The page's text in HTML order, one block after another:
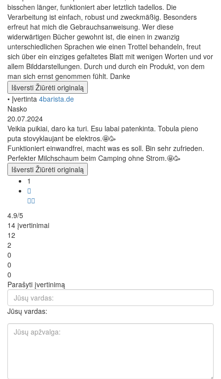
bisschen länger, funktioniert aber letztlich tadellos. Die
Verarbeitung ist einfach, robust und zweckmäßig. Besonders
erfreut hat mich die Gebrauchsanweisung. Wer diese
widerwärtigen Bücher gewohnt ist, die einen in zwanzig
unterschiedlichen Sprachen wie einen Trottel behandeln, freut
sich über ein einziges gefaltetes Blatt mit wenigen Worten und vor
allem Bilddarstellungen. Durch und durch ein Produkt, von dem
man sich ernst genommen fühlt. Danke
Išversti Žiūrėti originalą
• Įvertinta 4barista.de
Nasko
20.07.2024
Veikia puikiai, daro ka turi. Esu labai patenkinta. Tobula pieno
puta stovyklaujant be elektros.🤩🥳
Funktioniert einwandfrei, macht was es soll. Bin sehr zufrieden.
Perfekter Milchschaum beim Camping ohne Strom.🤩🥳
Išversti Žiūrėti originalą
1
4.9/5
14 įvertinimai
12
2
0
0
0
Parašyti įvertinimą
Jūsų vardas: